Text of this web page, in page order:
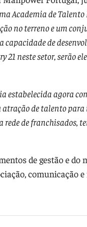
Academia de
no terreno e um
capacidade de
neste setor, serão
estabelecida agora
de talento
de franchisados,
de gestão e do
comunicação e